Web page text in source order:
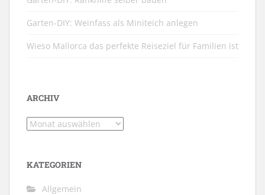
Garten-DIY: Weinfass als Miniteich anlegen
Wieso Mallorca das perfekte Reiseziel für Familien ist
ARCHIV
Archiv
KATEGORIEN
Allgemein